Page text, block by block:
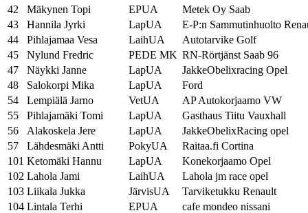
42 Mäkynen Topi EPUA
Metek Oy Saab
43
Hannila Jyrki LapUA
E-P:n Sammutinhuolto
44
Pihlajamaa Vesa LaihUA
Autotarvike Golf
45
Nylund Fredric PEDE MK RN-Rörtjänst Saab 96
47
Näykki Janne LapUA
JakkeObelixracing Opel
48
Salokorpi Mika LapUA
Ford
54
Lempiälä Jarno VetUA
AP Autokorjaamo VW
55
Pihlajamäki Tomi LapUA
Gasthaus Tiitu Vauxhall
56
Alakoskela Jere LapUA
JakkeObelixRacing opel
57
Lähdesmäki Antti PokyUA
Raitaa.fi Cortina
101 Ketomäki Hannu LapUA
Konekorjaamo Opel
102 Lahola Jami LaihUA
Lahola jm race opel
103 Liikala Jukka JärvisUA
Tarviketukku Renault
104 Lintala Terhi EPUA
cafe mondeo nissani